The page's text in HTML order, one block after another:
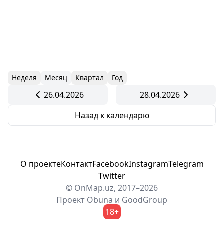
Неделя Месяц Квартал Год
26.04.2026
28.04.2026
Назад к календарю
О проектеКонтактFacebookInstagramTelegram
Twitter
© OnMap.uz, 2017–2026
Проект Obuna и GoodGroup
18+